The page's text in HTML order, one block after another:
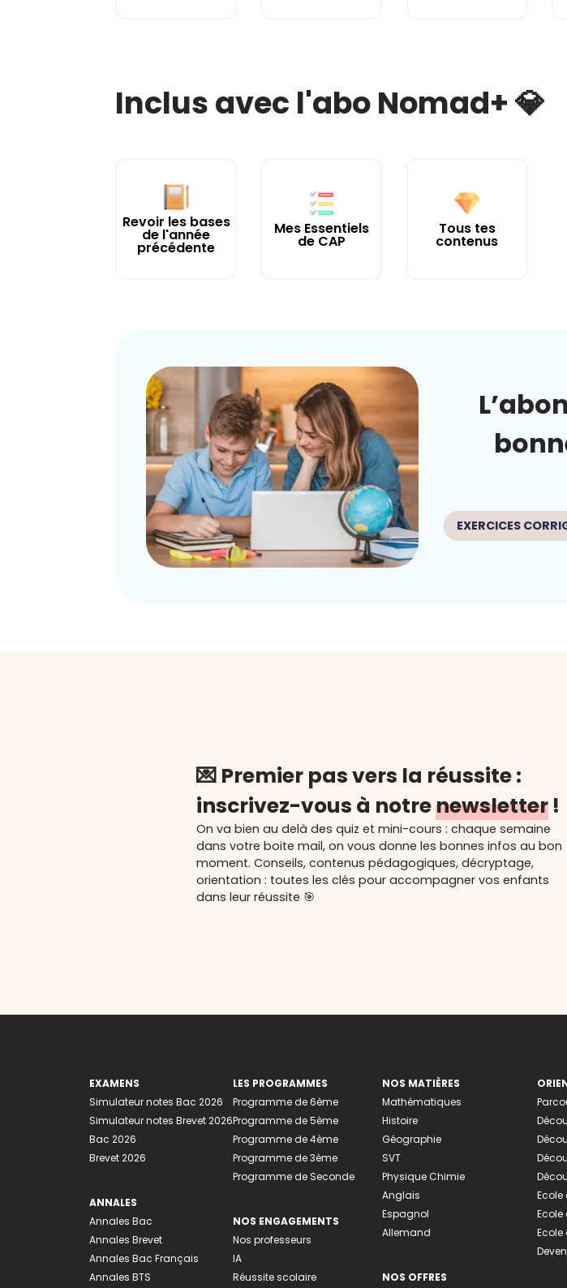
Inclus avec l'abo Nomad+ 💎
Revoir les bases
de l'année
précédente
Mes Essentiels
de CAP
Tous tes
contenus
EXERCICES
💌 Premier pas vers la réussite :
inscrivez-vous à notrenewsletter !
On va bien au delà des quiz et mini-cours : chaque semaine
dans votre boite mail, on vous donne les bonnes infos au bon
moment. Conseils, contenus pédagogiques, décryptage,
orientation : toutes les clés pour accompagner vos enfants
dans leur réussite 🎯
EXAMENS
Simulateur notes Bac 2026
Simulateur notes Brevet 2026
Bac 2026
Brevet 2026
ANNALES
Annales Bac
Annales Brevet
Annales Bac Français
Annales BTS
LES PROGRAMMES
Programme de 6ème
Programme de 5ème
Programme de 4ème
Programme de 3ème
Programme de Seconde
NOS ENGAGEMENTS
Nos professeurs
IA
Réussite scolaire
NOS MATIÈRES
Mathématiques
Histoire
Géographie
SVT
Physique Chimie
Anglais
Espagnol
Allemand
NOS OFFRES
Ecole
Ecole